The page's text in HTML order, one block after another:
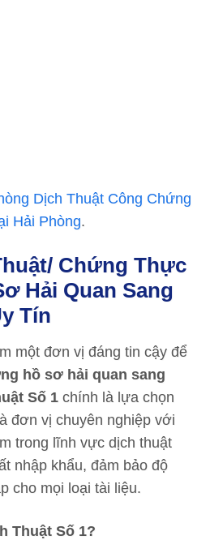
Dịch Thuật Công Chứng
Hải Phòng.
Chứng Thực
Hải Quan Sang
Tín
một đơn vị đáng tin cậy để
hồ sơ hải quan sang
Số 1 chính là lựa chọn
đơn vị chuyên nghiệp với
trong lĩnh vực dịch thuật
nhập khẩu, đảm bảo độ
cho mọi loại tài liệu.
Thuật Số 1?